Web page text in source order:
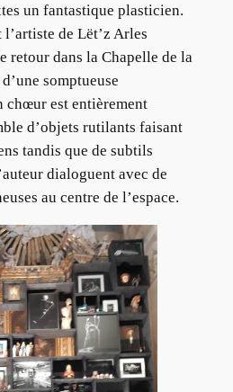
un fantastique plasticien.
de Lët’z Arles
retour dans la Chapelle de la
somptueuse
chœur est entièrement
d’objets rutilants faisant
tandis que de subtils
dialoguent avec de
au centre de l’espace.